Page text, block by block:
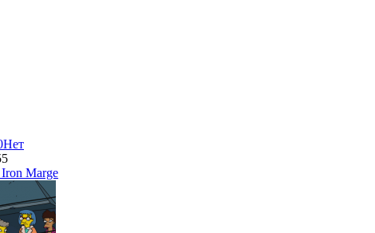
Нет
Marge